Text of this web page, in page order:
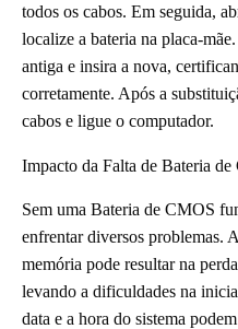
todos os cabos. Em seguida,
localize a bateria na placa-
antiga e insira a nova,
corretamente. Após a
cabos e ligue o computador.
Impacto da Falta de Bateria de
Sem uma Bateria de CMOS
enfrentar diversos problemas.
memória pode resultar na
levando a dificuldades na
data e a hora do sistema